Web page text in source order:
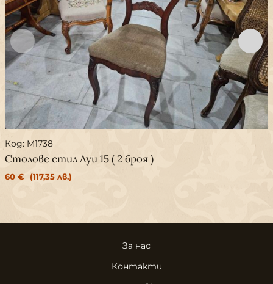
Код: M1738
Столове стил Луи 15 ( 2 броя )
60 € (117,35 лв.)
За нас
Контакти